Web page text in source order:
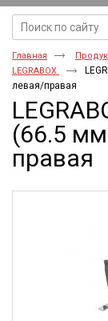
Главная
LEGRABOX
левая/правая
(66.5
правая